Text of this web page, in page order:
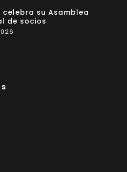
celebra su Asamblea
de socios